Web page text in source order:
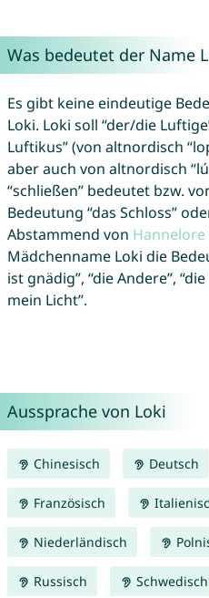
Was bedeutet der Name
Es gibt keine eindeutige
Loki. Loki soll “der/die
Luftikus” (von altnordisch
aber auch von altnordisch
“schließen” bedeutet bzw.
Bedeutung “das Schloss”
Abstammend von Hannelore
Mädchenname Loki die
ist gnädig”, “die Andere”,
mein Licht”.
Aussprache von Loki
Chinesisch Deutsch
Französisch
Niederländisch
Russisch Schwedisch